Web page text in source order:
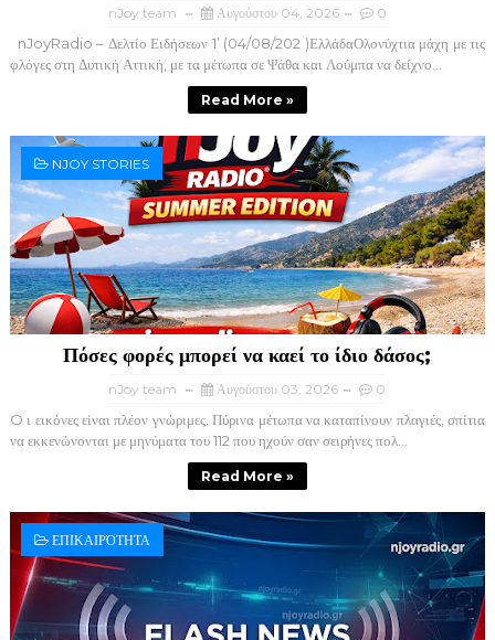
nJoy team Αυγούστου 04, 2026 0
nJoyRadio – Δελτίο Ειδήσεων 1’ (04/08/202 )ΕλλάδαΟλονύχτια μάχη με τις
φλόγες στη Δυτική Αττική, με τα μέτωπα σε Ψάθα και Λούμπα να δείχνο...
Read More »
NJOY STORIES
Πόσες φορές μπορεί να καεί το ίδιο δάσος;
nJoy team Αυγούστου 03, 2026 0
O ι εικόνες είναι πλέον γνώριμες. Πύρινα μέτωπα να καταπίνουν πλαγιές, σπίτια
να εκκενώνονται με μηνύματα του 112 που ηχούν σαν σειρήνες πολ...
Read More »
ΕΠΙΚΑΙΡΌΤΗΤΑ